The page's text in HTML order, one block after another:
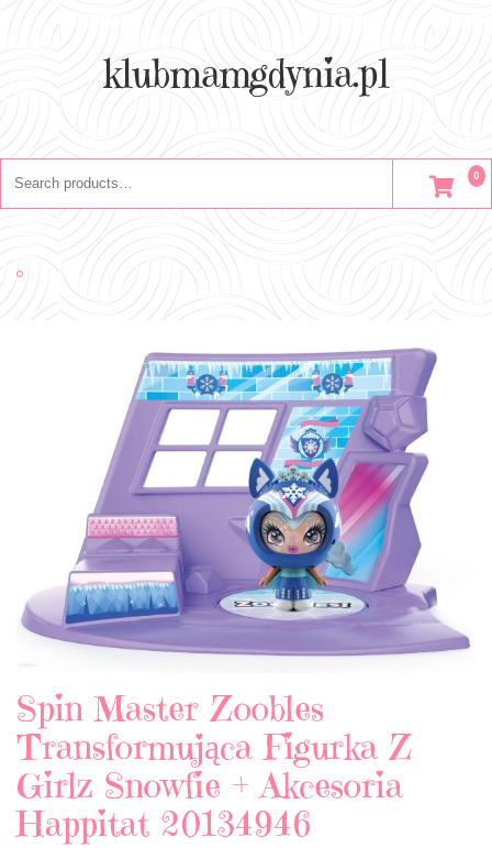
klubmamgdynia.pl
for:
0
Spin Master Zoobles
Transformująca Figurka Z
Girlz Snowfie + Akcesoria
Happitat 20134946